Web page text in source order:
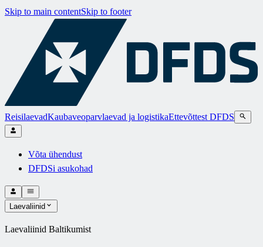
Skip to main contentSkip to footer
ReisilaevadKaubaveoparvlaevad ja logistikaEttevõttest DFDS
Võta ühendust
DFDSi asukohad
Laevaliinid
Laevaliinid Baltikumist